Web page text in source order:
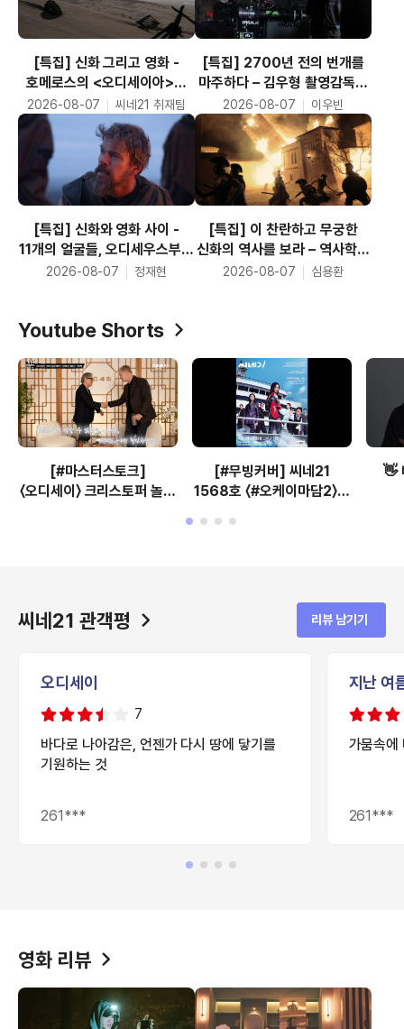
[특집] 신화 그리고 영화 -
호메로스의 <오디세이아>가
크리스토퍼 놀런의 <오디세이>
가 되기까지
2026-08-07 씨네21 취재팀
[특집] 2700년 전의 번개를
마주하다 – 김우형 촬영감독의
<오디세이> 촬영 분석
2026-08-07 이우빈
[특집] 신화와 영화 사이 -
11개의 얼굴들, 오디세우스부터
키르케까지, <오디세이아>의
2026-08-07 정재현
[특집] 이 찬란하고 무궁한
신화의 역사를 보라 – 역사학의
관점에서 신화 <오디세이아>를
2026-08-07 심용환
Youtube Shorts
[#마스터스토크]
〈오디세이〉 크리스토퍼 놀란
[#무빙커버] 씨네21
1568호 〈#오케이마담2〉 #
👋
씨네21 관객평 리뷰 남기기
오디세이
7
바다로 나아감은, 언젠가 다시 땅에 닿기를
기원하는 것
261***
지난 여
가뭄속에
261***
영화 리뷰